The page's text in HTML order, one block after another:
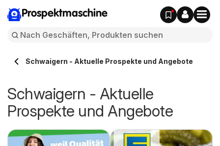
Prospektmaschine
Schwaigern - Aktuelle Prospekte und Angebote
Schwaigern - Aktuelle
Prospekte und Angebote